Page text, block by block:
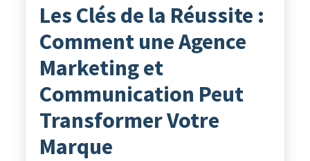
Les Clés de la Réussite :
Comment une Agence
Marketing et
Communication Peut
Transformer Votre
Marque